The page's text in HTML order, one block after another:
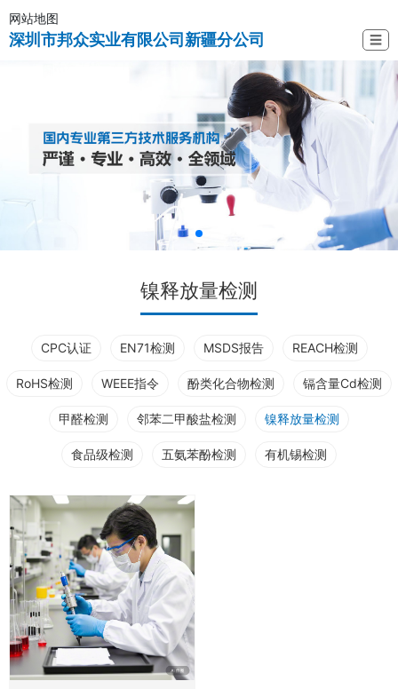
网站地图
深圳市邦众实业有限公司新疆分公司 ☰
镍释放量检测
CPC认证 EN71检测 MSDS报告 REACH检测
RoHS检测 WEEE指令 酚类化合物检测 镉含量Cd检测
甲醛检测 邻苯二甲酸盐检测 镍释放量检测
食品级检测 五氨苯酚检测 有机锡检测